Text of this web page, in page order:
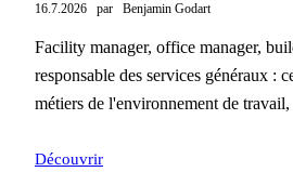
16.7.2026 par Benjamin Godart
Facility manager, office manager,
responsable des services généraux :
métiers de l'environnement de
Découvrir